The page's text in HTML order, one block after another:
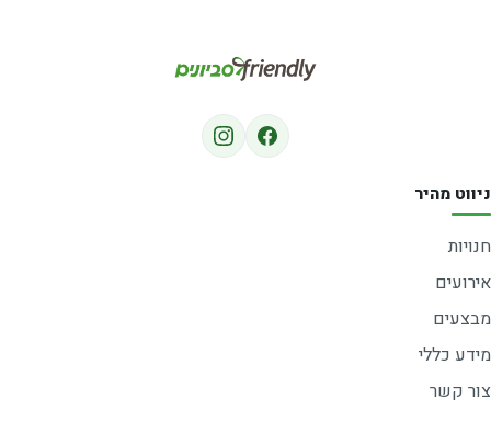
ניווט מהיר
חנויות
אירועים
מבצעים
מידע כללי
צור קשר